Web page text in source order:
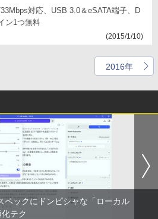
対応、USB 3.0＆eSATA端子、D
ン1つ無料
(2015/1/10)
2016年
ペックにドンピシャな「ローカル
テク